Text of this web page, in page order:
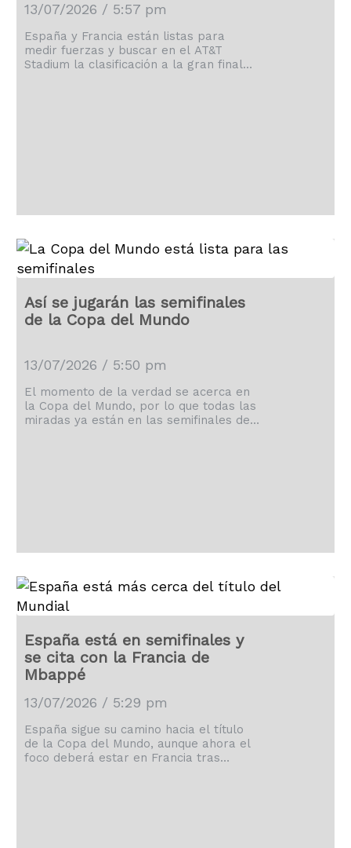
13/07/2026 / 5:57 pm
España y Francia están listas para
medir fuerzas y buscar en el AT&T
Stadium la clasificación a la gran final
Así se jugarán las semifinales
de la Copa del Mundo
13/07/2026 / 5:50 pm
El momento de la verdad se acerca en
la Copa del Mundo, por lo que todas las
miradas ya están en las semifinales del
España está en semifinales y
se cita con la Francia de
Mbappé
13/07/2026 / 5:29 pm
España sigue su camino hacia el título
de la Copa del Mundo, aunque ahora el
foco deberá estar en Francia tras